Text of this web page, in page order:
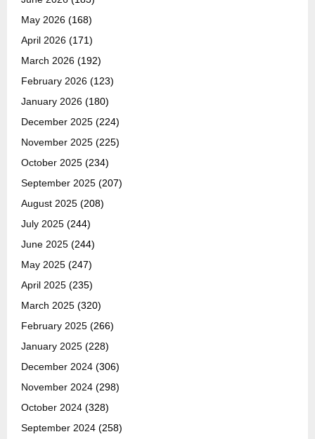
May 2026 (168)
April 2026 (171)
March 2026 (192)
February 2026 (123)
January 2026 (180)
December 2025 (224)
November 2025 (225)
October 2025 (234)
September 2025 (207)
August 2025 (208)
July 2025 (244)
June 2025 (244)
May 2025 (247)
April 2025 (235)
March 2025 (320)
February 2025 (266)
January 2025 (228)
December 2024 (306)
November 2024 (298)
October 2024 (328)
September 2024 (258)